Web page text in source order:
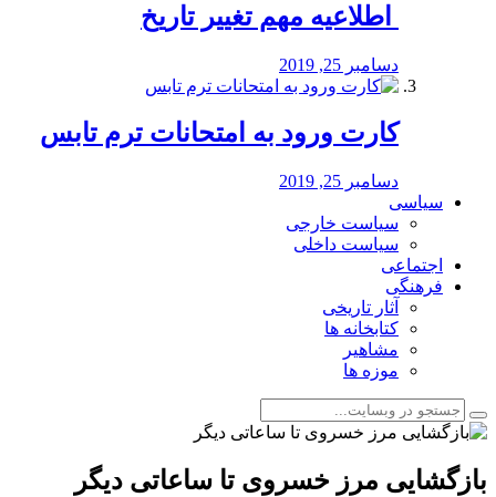
️ اطلاعیه مهم تغییر تاریخ
دسامبر 25, 2019
کارت ورود به امتحانات ترم تابس
دسامبر 25, 2019
سیاسی
سیاست خارجی
سیاست داخلی
اجتماعی
فرهنگی
آثار تاریخی
کتابخانه ها
مشاهیر
موزه ها
بازگشایی مرز خسروی تا ساعاتی دیگر